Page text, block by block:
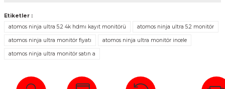
Çok İyi Ürün
İ... G... | 25/11/2025
Etiketler :
atomos ninja ultra 5.2 4k hdmı kayıt monitörü
atomos ninja ultra 5.2 monitör
atomos ninja ultra monitör fiyatı atomos ninja ultra monitör incele
atomos ninja ultra monitör satın a